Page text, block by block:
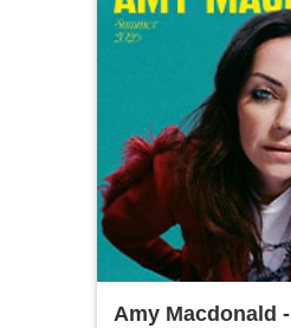
Amy Macdonald -